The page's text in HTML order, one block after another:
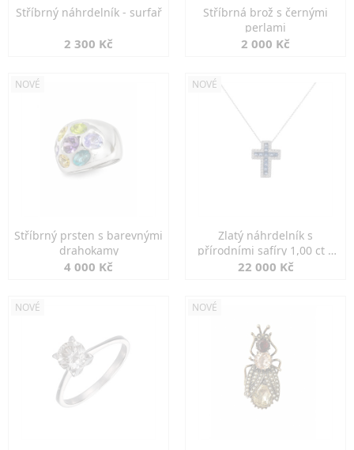
Stříbrný náhrdelník - surfař
2 300 Kč
Stříbrná brož s černými
perlami
2 000 Kč
NOVÉ
Stříbrný prsten s barevnými
drahokamy
4 000 Kč
NOVÉ
Zlatý náhrdelník s
přírodními safíry 1,00 ct a
diamanty
22 000 Kč
NOVÉ NOVÉ